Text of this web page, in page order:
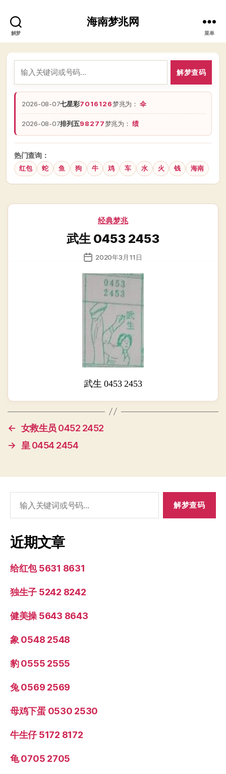
解梦
海南梦兆网
菜单
解梦查码
2026-08-07七星彩7016126梦兆为：伞
2026-08-07排列五98277梦兆为：绩
热门查询：
红包 蛇 鱼 狗 牛 鸡 车 水 火 钱 海南
分
经典梦兆
武生 0453 2453
发
日
2020年3月11日
武生 0453 2453
← 女救生员 0452 2452
→
皇 0454 2454
索：
近期文章
给红包 5631 8631
独生子 5242 8242
健美操 5643 8643
象 0548 2548
豹 0555 2555
兔 0569 2569
母鸡下蛋 0530 2530
牛生仔 5172 8172
龟 0705 2705